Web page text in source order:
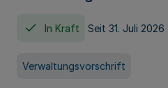
In Kraft Seit 31. Juli 2026
Verwaltungsvorschrift